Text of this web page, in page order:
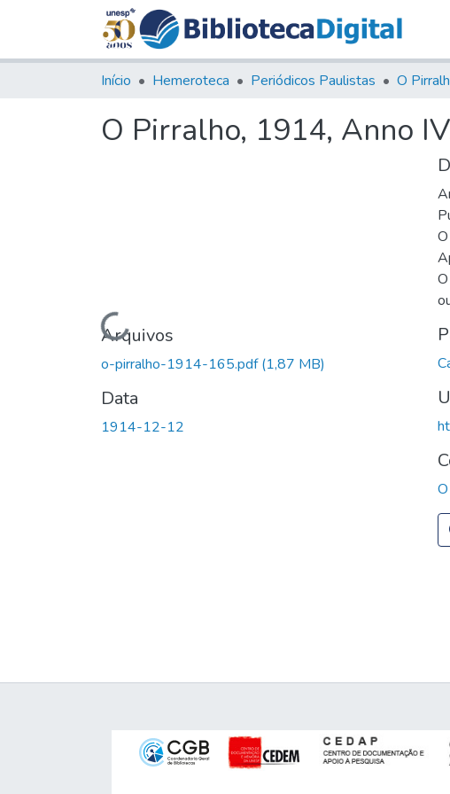
Início Hemeroteca Periódicos Paulistas O
O Pirralho, 1914, Anno
Carregando...
Arquivos
o-pirralho-1914-165.pdf(1,87 MB)
Data
1914-12-12